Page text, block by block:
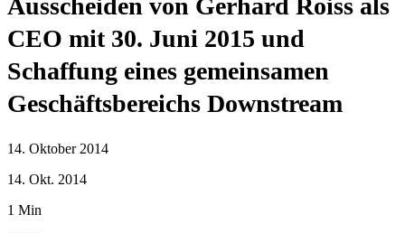
Ausscheiden von Gerhard Roiss als
CEO mit 30. Juni 2015 und
Schaffung eines gemeinsamen
Geschäftsbereichs Downstream
14. Oktober 2014
14. Okt. 2014
1 Min